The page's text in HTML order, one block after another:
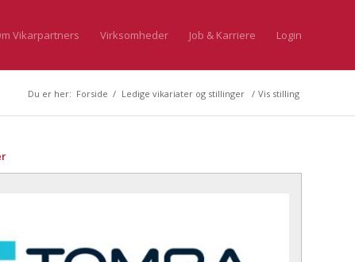
Vikarpartners Virksomheder Job & Karriere Login
Du er her: Forside / Ledige vikariater og stillinger / Vis stilling